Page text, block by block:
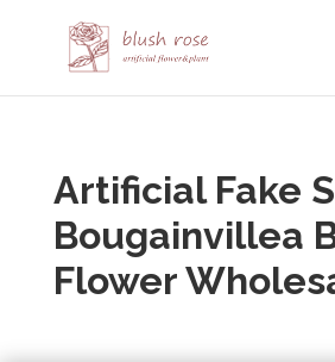
Artificial Fake
Bougainvillea
Flower